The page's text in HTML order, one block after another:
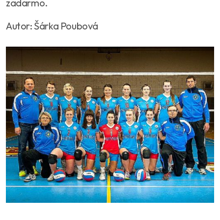
zadarmo.
Autor: Šárka Poubová